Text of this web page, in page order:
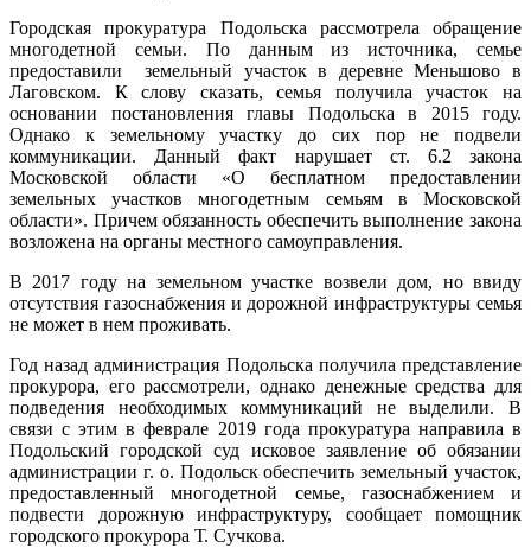
Городская прокуратура Подольска рассмотрела обращение
многодетной семьи. По данным из источника, семье
предоставили земельный участок в деревне Меньшово в
Лаговском. К слову сказать, семья получила участок на
основании постановления главы Подольска в 2015 году.
Однако к земельному участку до сих пор не подвели
коммуникации. Данный факт нарушает ст. 6.2 закона
Московской области «О бесплатном предоставлении
земельных участков многодетным семьям в Московской
области». Причем обязанность обеспечить выполнение закона
возложена на органы местного самоуправления.
В 2017 году на земельном участке возвели дом, но ввиду
отсутствия газоснабжения и дорожной инфраструктуры семья
не может в нем проживать.
Год назад администрация Подольска получила представление
прокурора, его рассмотрели, однако денежные средства для
подведения необходимых коммуникаций не выделили. В
связи с этим в феврале 2019 года прокуратура направила в
Подольский городской суд исковое заявление об обязании
администрации г. о. Подольск обеспечить земельный участок,
предоставленный многодетной семье, газоснабжением и
подвести дорожную инфраструктуру, сообщает помощник
городского прокурора Т. Сучкова.